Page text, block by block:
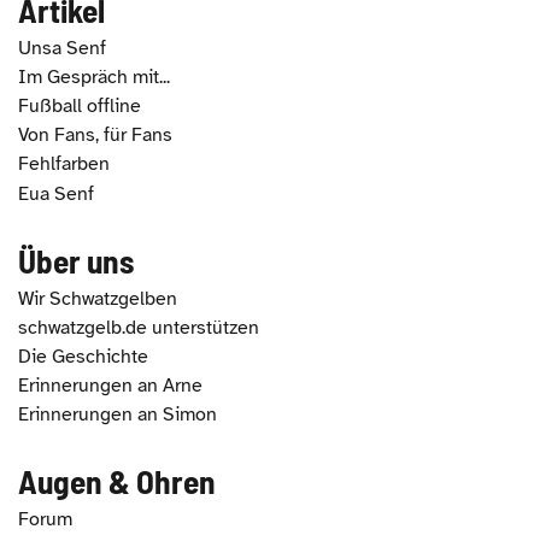
Artikel
Unsa Senf
Im Gespräch mit...
Fußball offline
Von Fans, für Fans
Fehlfarben
Eua Senf
Über uns
Wir Schwatzgelben
schwatzgelb.de unterstützen
Die Geschichte
Erinnerungen an Arne
Erinnerungen an Simon
Augen & Ohren
Forum